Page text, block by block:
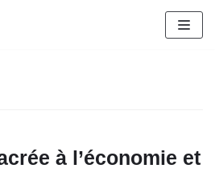
à l’économie et